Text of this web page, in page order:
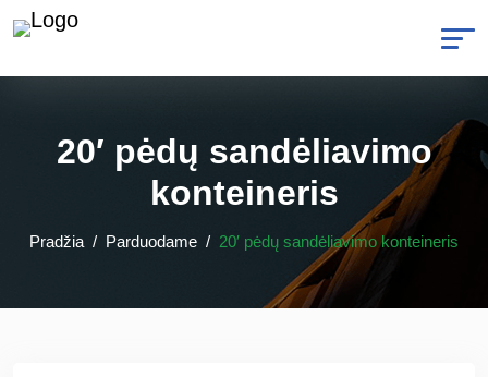
20′ pėdų sandėliavimo
konteineris
Pradžia Parduodame 20′ pėdų sandėliavimo konteineris